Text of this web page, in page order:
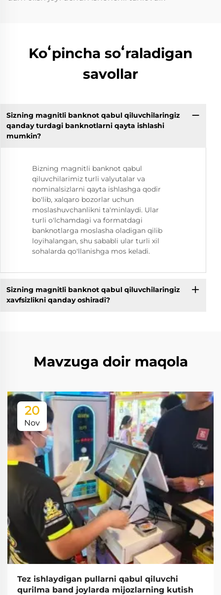
Koʻpincha soʻraladigan
savollar
Sizning magnitli banknot qabul qiluvchilaringiz
qanday turdagi banknotlarni qayta ishlashi
mumkin?
Bizning magnitli banknot qabul
qiluvchilarimiz turli valyutalar va
nominalsizlarni qayta ishlashga qodir
bo'lib, xalqaro bozorlar uchun
moslashuvchanlikni ta'minlaydi. Ular
turli o'lchamdagi va formatdagi
banknotlarga moslasha oladigan qilib
loyihalangan, shu sababli ular turli xil
sohalarda qo'llanishga mos keladi.
Sizning magnitli banknot qabul qiluvchilaringiz
xavfsizlikni qanday oshiradi?
Mavzuga doir maqola
20
Nov
Tez ishlaydigan pullarni qabul qiluvchi
qurilma band joylarda mijozlarning kutish